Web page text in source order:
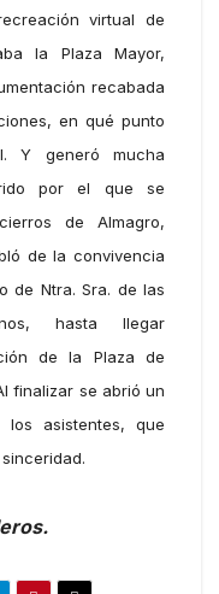
virtual de
la Plaza Mayor,
recabada
en qué punto
Y generó mucha
por el que se
de Almagro,
de la convivencia
de Ntra. Sra. de las
hasta llegar
de la Plaza de
finalizar se abrió un
asistentes, que